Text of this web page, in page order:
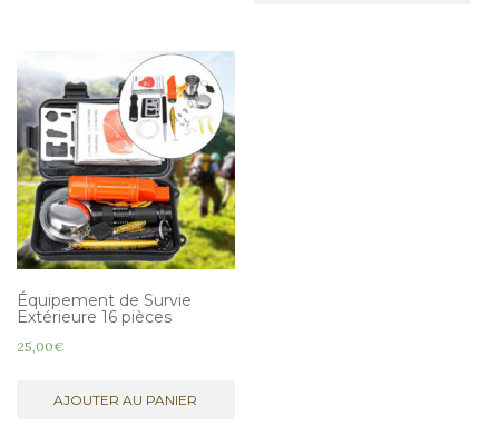
Équipement de Survie
Extérieure 16 pièces
25,00€
AJOUTER AU PANIER